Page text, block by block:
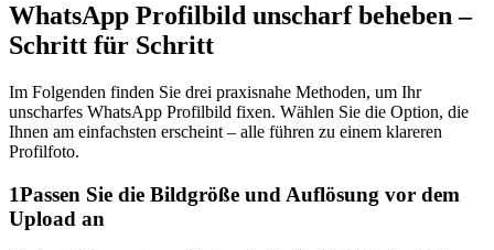
WhatsApp Profilbild unscharf beheben –
Schritt für Schritt
Im Folgenden finden Sie drei praxisnahe Methoden, um Ihr
unscharfes WhatsApp Profilbild fixen. Wählen Sie die Option, die
Ihnen am einfachsten erscheint – alle führen zu einem klareren
Profilfoto.
1Passen Sie die Bildgröße und Auflösung vor dem
Upload an